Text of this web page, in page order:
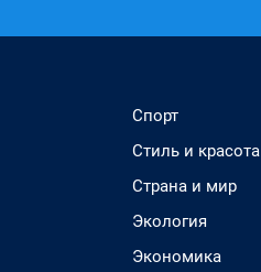
Спорт
Стиль и красота
Страна и мир
Экология
Экономика